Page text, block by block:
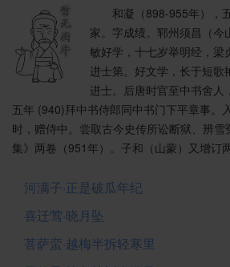
和凝（898-955年），
家。字成绩。郓州须昌（今
敏好学，十七岁举明经，梁
进士第。好文学，长于短
进士。后唐时官至中书舍人
五年 (940)拜中书侍郎同中书门下平章事。
时，赠侍中。尝取古今史传所讼断狱、辨
集》两卷（951年）。子和（山蒙）又增订
河满子·正是破瓜年纪
喜迁莺·晓月坠
菩萨蛮·越梅半拆轻寒里